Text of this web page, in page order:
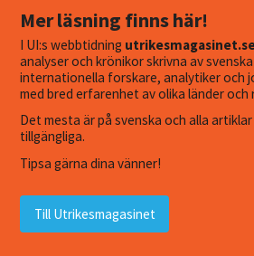
Mer läsning finns här!
I UI:s webbtidning
analyser och krönikor skrivna av
internationella forskare, analytiker och
med bred erfarenhet av olika länder och
Det mesta är på svenska och alla
tillgängliga.
Tipsa gärna dina vänner!
Till Utrikesmagasinet